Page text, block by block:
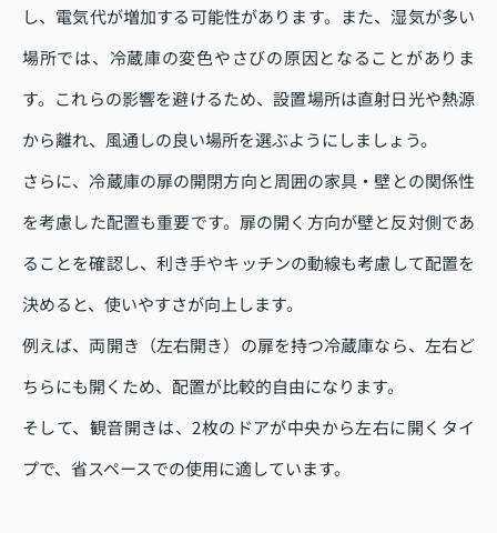
し、電気代が増加する可能性があります。また、湿気が多い
場所では、冷蔵庫の変色やさびの原因となることがありま
す。これらの影響を避けるため、設置場所は直射日光や熱源
から離れ、風通しの良い場所を選ぶようにしましょう。
さらに、冷蔵庫の扉の開閉方向と周囲の家具・壁との関係性
を考慮した配置も重要です。扉の開く方向が壁と反対側であ
ることを確認し、利き手やキッチンの動線も考慮して配置を
決めると、使いやすさが向上します。
例えば、両開き（左右開き）の扉を持つ冷蔵庫なら、左右ど
ちらにも開くため、配置が比較的自由になります。
そして、観音開きは、2枚のドアが中央から左右に開くタイ
プで、省スペースでの使用に適しています。